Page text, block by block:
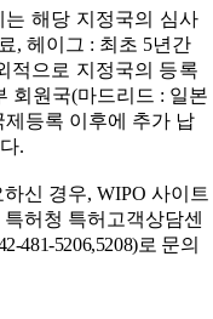
해당 지정국의 심사
,헤이그 : 최초 5년간
적으로 지정국의 등록
회원국(마드리드 : 일본
제등록 이후에 추가 납
.
신 경우, WIPO 사이트
특허청 특허고객상담센
481-5206,5208)로 문의